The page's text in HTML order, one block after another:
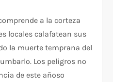
a la corteza
locales calafatean sus
la muerte temprana del
Los peligros no
de este añoso